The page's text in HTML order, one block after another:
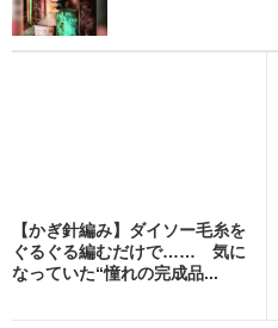
【かぎ針編み】ダイソー毛糸を
ぐるぐる編むだけで…… 気に
なっていた“憧れの完成品...